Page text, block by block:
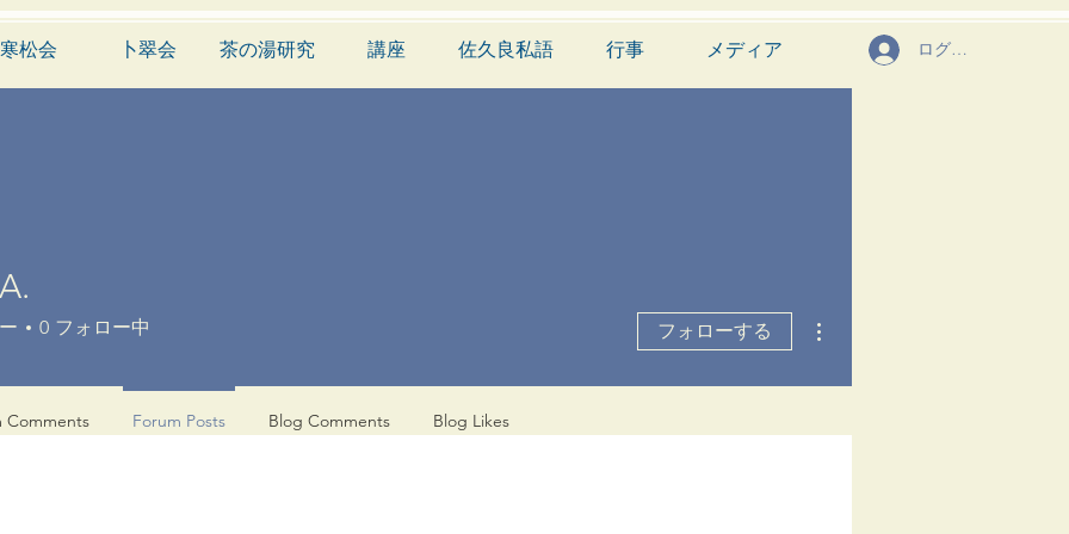
寒松会 卜翠会 茶の湯研究 講座 佐久良私語 行事 メディア ログイン
0 フォロー中 フォローする
Comments Forum Posts Blog Comments Blog Likes